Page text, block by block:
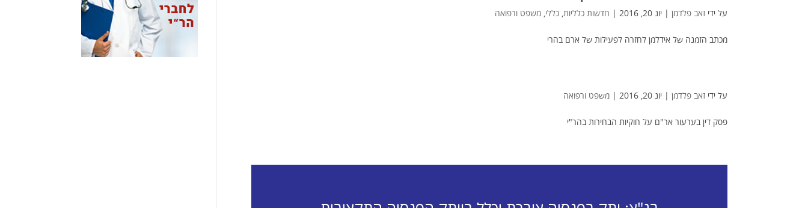
על ידיזאב פלדמן |יונ 20, 2016 | חדשות כלליות,כללי,משפט ורפואה
מכתב הזמנה של אידלמן לחזרה לפעילות של ארם בהרי
על ידיזאב פלדמן |יונ 20, 2016 |משפט ורפואה
פסק דין בערעור אר"ם על חוקיות הבחירות בהר"י